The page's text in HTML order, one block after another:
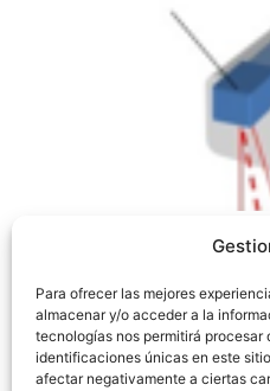
Para ofrecer las mejores
almacenar y/o acceder a la
tecnologías nos permitirá
identificaciones únicas en este
afectar negativamente a ciertas
Te contamos
férreos.
de diamantes